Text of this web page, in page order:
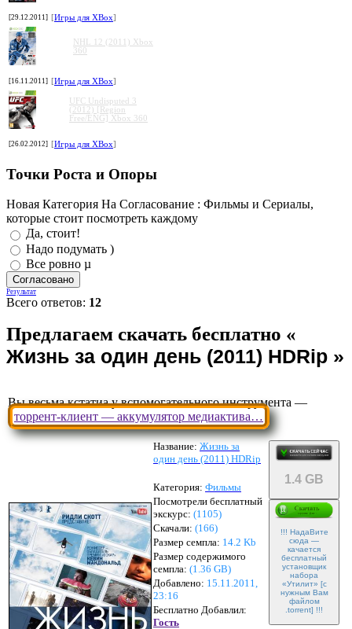
[29.12.2011] [Игры для XBox]
NHL 12 (2011) Xbox
360
[16.11.2011] [Игры для XBox]
UFC Undisputed 3
(2012) [Region
Free/ENG] Xbox 360
[26.02.2012] [Игры для XBox]
Точки Роста и Опоры
Новая Категория На Согласование : Фильмы и Сериалы,
которые стоит посмотреть каждому
Да, стоит!
Надо подумать )
Все ровно µ
Результат
Всего ответов: 12
Вы весьма кстатиа у вспомогательного инструмента —
торрент-клиент — аккумулятор медиактива…
Название: Жизнь за
один день (2011) HDRip
1.4 GB
!!! НадаВите
сюда —
качается
бесплатный
установщик
набора
«Утилит» [с
нужным Вам
файлом
.torrent] !!!
Категория: Фильмы
Посмотрели бесплатный
экскурс: (1105)
Скачали: (166)
Размер семпла: 14.2 Kb
Размер содержимого
семпла: (1.36 GB)
Добавлено: 15.11.2011,
23:16
Бесплатно Добавлил:
Гость